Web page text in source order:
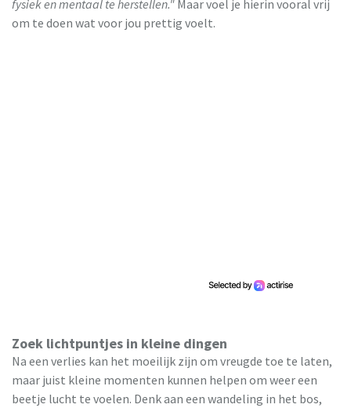
fysiek en mentaal te herstellen." Maar voel je hierin vooral vrij
om te doen wat voor jou prettig voelt.
Zoek lichtpuntjes in kleine dingen
Na een verlies kan het moeilijk zijn om vreugde toe te laten,
maar juist kleine momenten kunnen helpen om weer een
beetje lucht te voelen. Denk aan een wandeling in het bos,